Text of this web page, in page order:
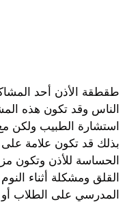
طقطقة الأذن أحد
الناس وقد تكون هذه
استشارة الطبيب ولكن
بذلك قد تكون علامة
الحساسة للأذن وتكون
القلق ومشكلة أثناء
المدرسي على الطلاب